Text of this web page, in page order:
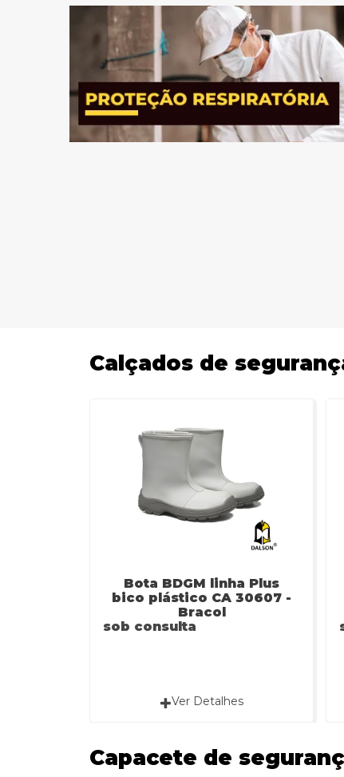
Calçados de
Bota BDGM linha Plus
bico plástico CA 30607 -
Bracol
sob consulta
Ver Detalhes
Capacete de